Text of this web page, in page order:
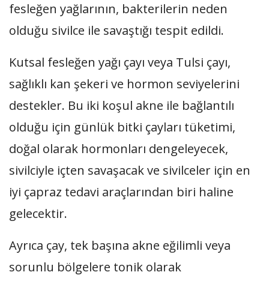
fesleğen yağlarının, bakterilerin neden
olduğu sivilce ile savaştığı tespit edildi.
Kutsal fesleğen yağı çayı veya Tulsi çayı,
sağlıklı kan şekeri ve hormon seviyelerini
destekler. Bu iki koşul akne ile bağlantılı
olduğu için günlük bitki çayları tüketimi,
doğal olarak hormonları dengeleyecek,
sivilciyle içten savaşacak ve sivilceler için en
iyi çapraz tedavi araçlarından biri haline
gelecektir.
Ayrıca çay, tek başına akne eğilimli veya
sorunlu bölgelere tonik olarak